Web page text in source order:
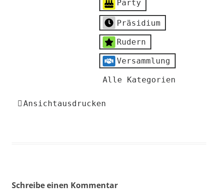
Party
Präsidium
Rudern
Versammlung
Alle Kategorien
Ansichtausdrucken
Schreibe einen Kommentar